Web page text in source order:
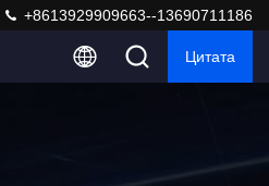
+8613929909663--13690711186
Цитата